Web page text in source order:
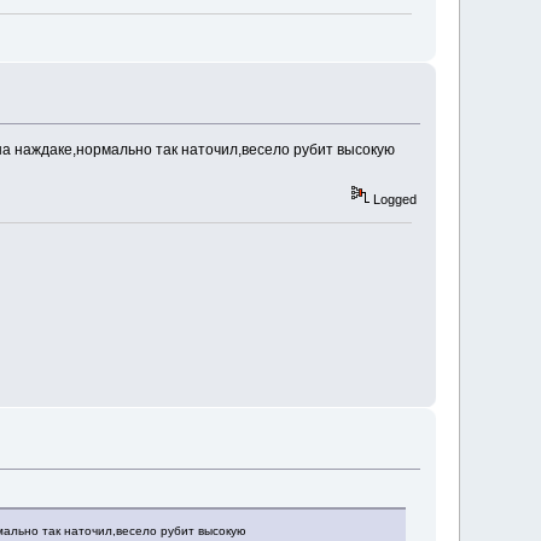
наждаке,нормально так наточил,весело рубит высокую
Logged
так наточил,весело рубит высокую